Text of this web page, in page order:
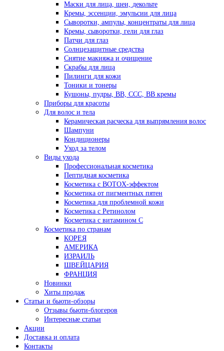
Маски для лица, шеи, декольте
Кремы, эссенции, эмульсии для лица
Сыворотки, ампулы, концентраты для лица
Кремы, сыворотки, гели для глаз
Патчи для глаз
Солнцезащитные средства
Снятие макияжа и очищение
Скрабы для лица
Пилинги для кожи
Тоники и тонеры
Кушоны, пудры, ВВ, ССС, ВВ кремы
Приборы для красоты
Для волос и тела
Керамическая расческа для выпрямления волос
Шампуни
Кондиционеры
Уход за телом
Виды ухода
Профессиональная косметика
Пептидная косметика
Косметика с BOTOX-эффектом
Косметика от пигментных пятен
Косметика для проблемной кожи
Косметика с Ретинолом
Косметика с витамином С
Косметика по странам
КОРЕЯ
АМЕРИКА
ИЗРАИЛЬ
ШВЕЙЦАРИЯ
ФРАНЦИЯ
Новинки
Хиты продаж
Статьи и бьюти-обзоры
Отзывы бьюти-блогеров
Интересные статьи
Акции
Доставка и оплата
Контакты